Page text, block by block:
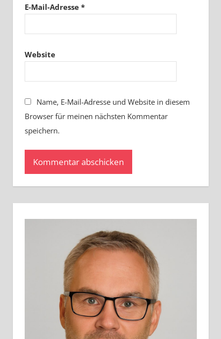
E-Mail-Adresse *
Website
Name, E-Mail-Adresse und Website in diesem
Browser für meinen nächsten Kommentar
speichern.